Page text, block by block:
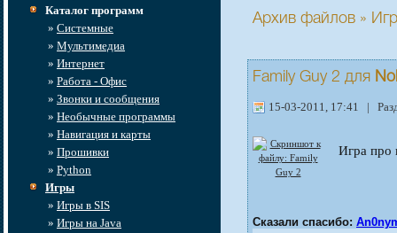
Каталог программ
» Системные
» Мультимедиа
» Интернет
» Работа - Офис
» Звонки и сообщения
» Необычные программы
» Навигация и карты
» Прошивки
» Python
Игры
» Игры в SIS
» Игры на Java
Архив файлов »
Family Guy 2 для
15-03-2011, 17:41 |
Игра про
Сказали спасибо: